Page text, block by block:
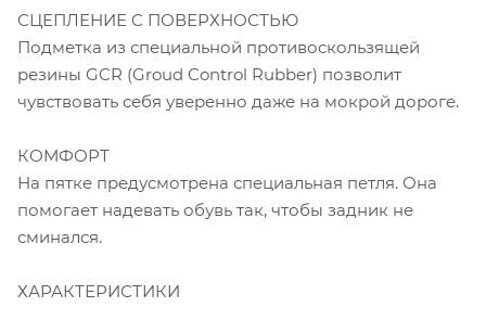
СЦЕПЛЕНИЕ С ПОВЕРХНОСТЬЮ
Подметка из специальной противоскользящей
резины GCR (Groud Control Rubber) позволит
чувствовать себя уверенно даже на мокрой дороге.
КОМФОРТ
На пятке предусмотрена специальная петля. Она
помогает надевать обувь так, чтобы задник не
сминался.
ХАРАКТЕРИСТИКИ